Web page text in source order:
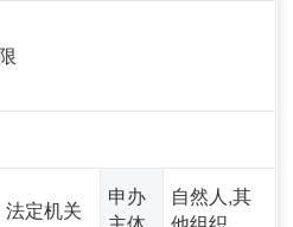
法定机关
申办
自然人,其